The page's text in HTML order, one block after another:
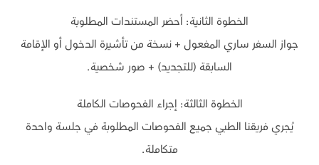
الخطوة الثانية: أحضر المستندات المطلوبة
جواز السفر ساري المفعول + نسخة من تأشيرة الدخول أو الإقامة
السابقة (للتجديد) + صور شخصية.
الخطوة الثالثة: إجراء الفحوصات الكاملة
يُجري فريقنا الطبي جميع الفحوصات المطلوبة في جلسة واحدة
متكاملة.